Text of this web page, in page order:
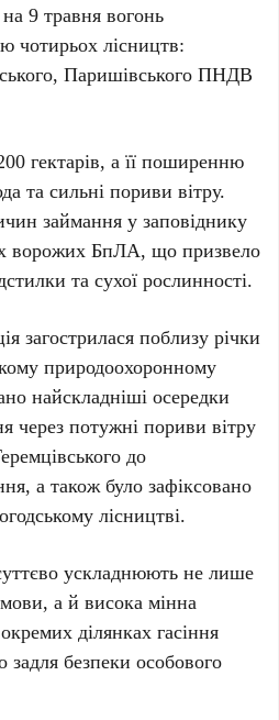
на9 травня вогонь
чотирьох лісництв:
,Паришівського ПНДВ
гектарів, а її поширенню
та сильні пориви вітру.
займання у заповіднику
ворожих БпЛА, що призвело
та сухої рослинності.
загострилася поблизу річки
природоохоронному
найскладніші осередки
через потужні пориви вітру
до
а також було зафіксовано
лісництві.
ускладнюють не лише
а й високамінна
ділянках гасіння
безпеки особового